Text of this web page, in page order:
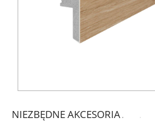
NIEZBĘDNE AKCESORIA